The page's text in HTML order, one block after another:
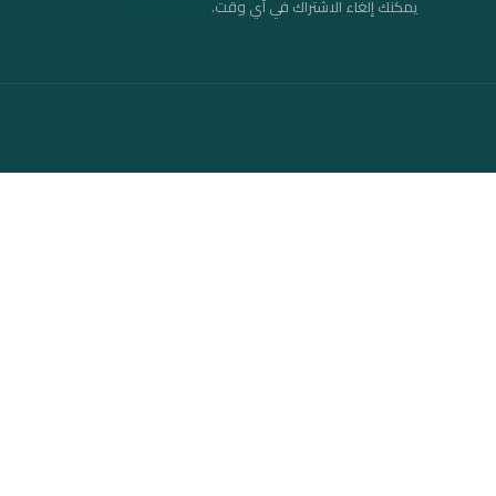
يمكنك إلغاء الاشتراك في أي وقت.